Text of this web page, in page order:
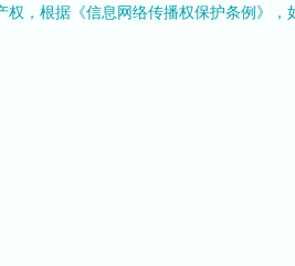
权，根据《信息网络传播权保护条例》